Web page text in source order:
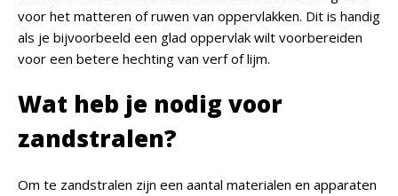
voor het matteren of ruwen van oppervlakken. Dit is handig
als je bijvoorbeeld een glad oppervlak wilt voorbereiden
voor een betere hechting van verf of lijm.
Wat heb je nodig voor
zandstralen?
Om te zandstralen zijn een aantal materialen en apparaten